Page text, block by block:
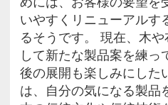
動物縁起もりしお 鶴亀セット 価格